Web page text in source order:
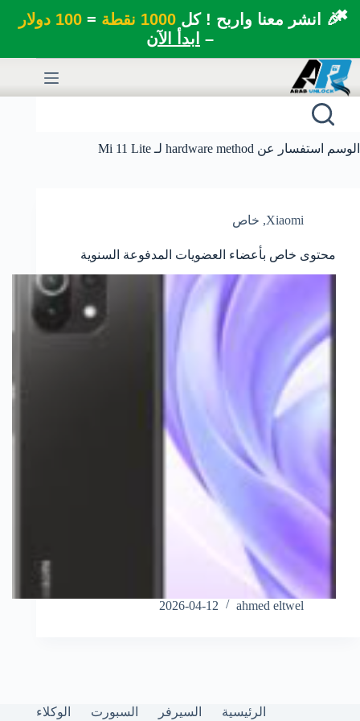
🎉 انشر معنا واربح ! كل1000 نقطة =100 دولار
– ابدأ الآن
✖
التجاوز
إلى
المحتوى
الوسم استفسار عن hardware method لـ Mi 11 Lite
Xiaomi
, خاص
محتوى خاص بأعضاء العضويات المدفوعة السنوية
ahmed eltwel
2026-04-12
الرئيسية السيرفر السبورت الوكلاء